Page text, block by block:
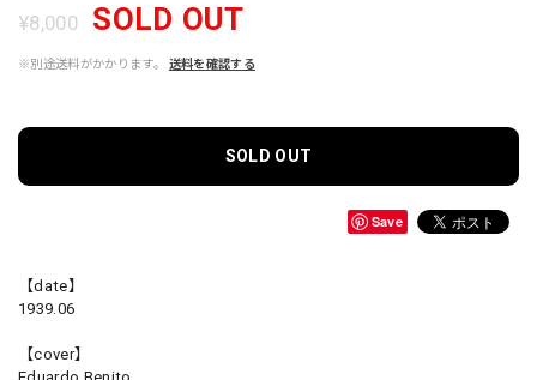
¥8,000 SOLD OUT
※別途送料がかかります。 送料を確認する
SOLD OUT
Save
【date】
1939.06
【cover】